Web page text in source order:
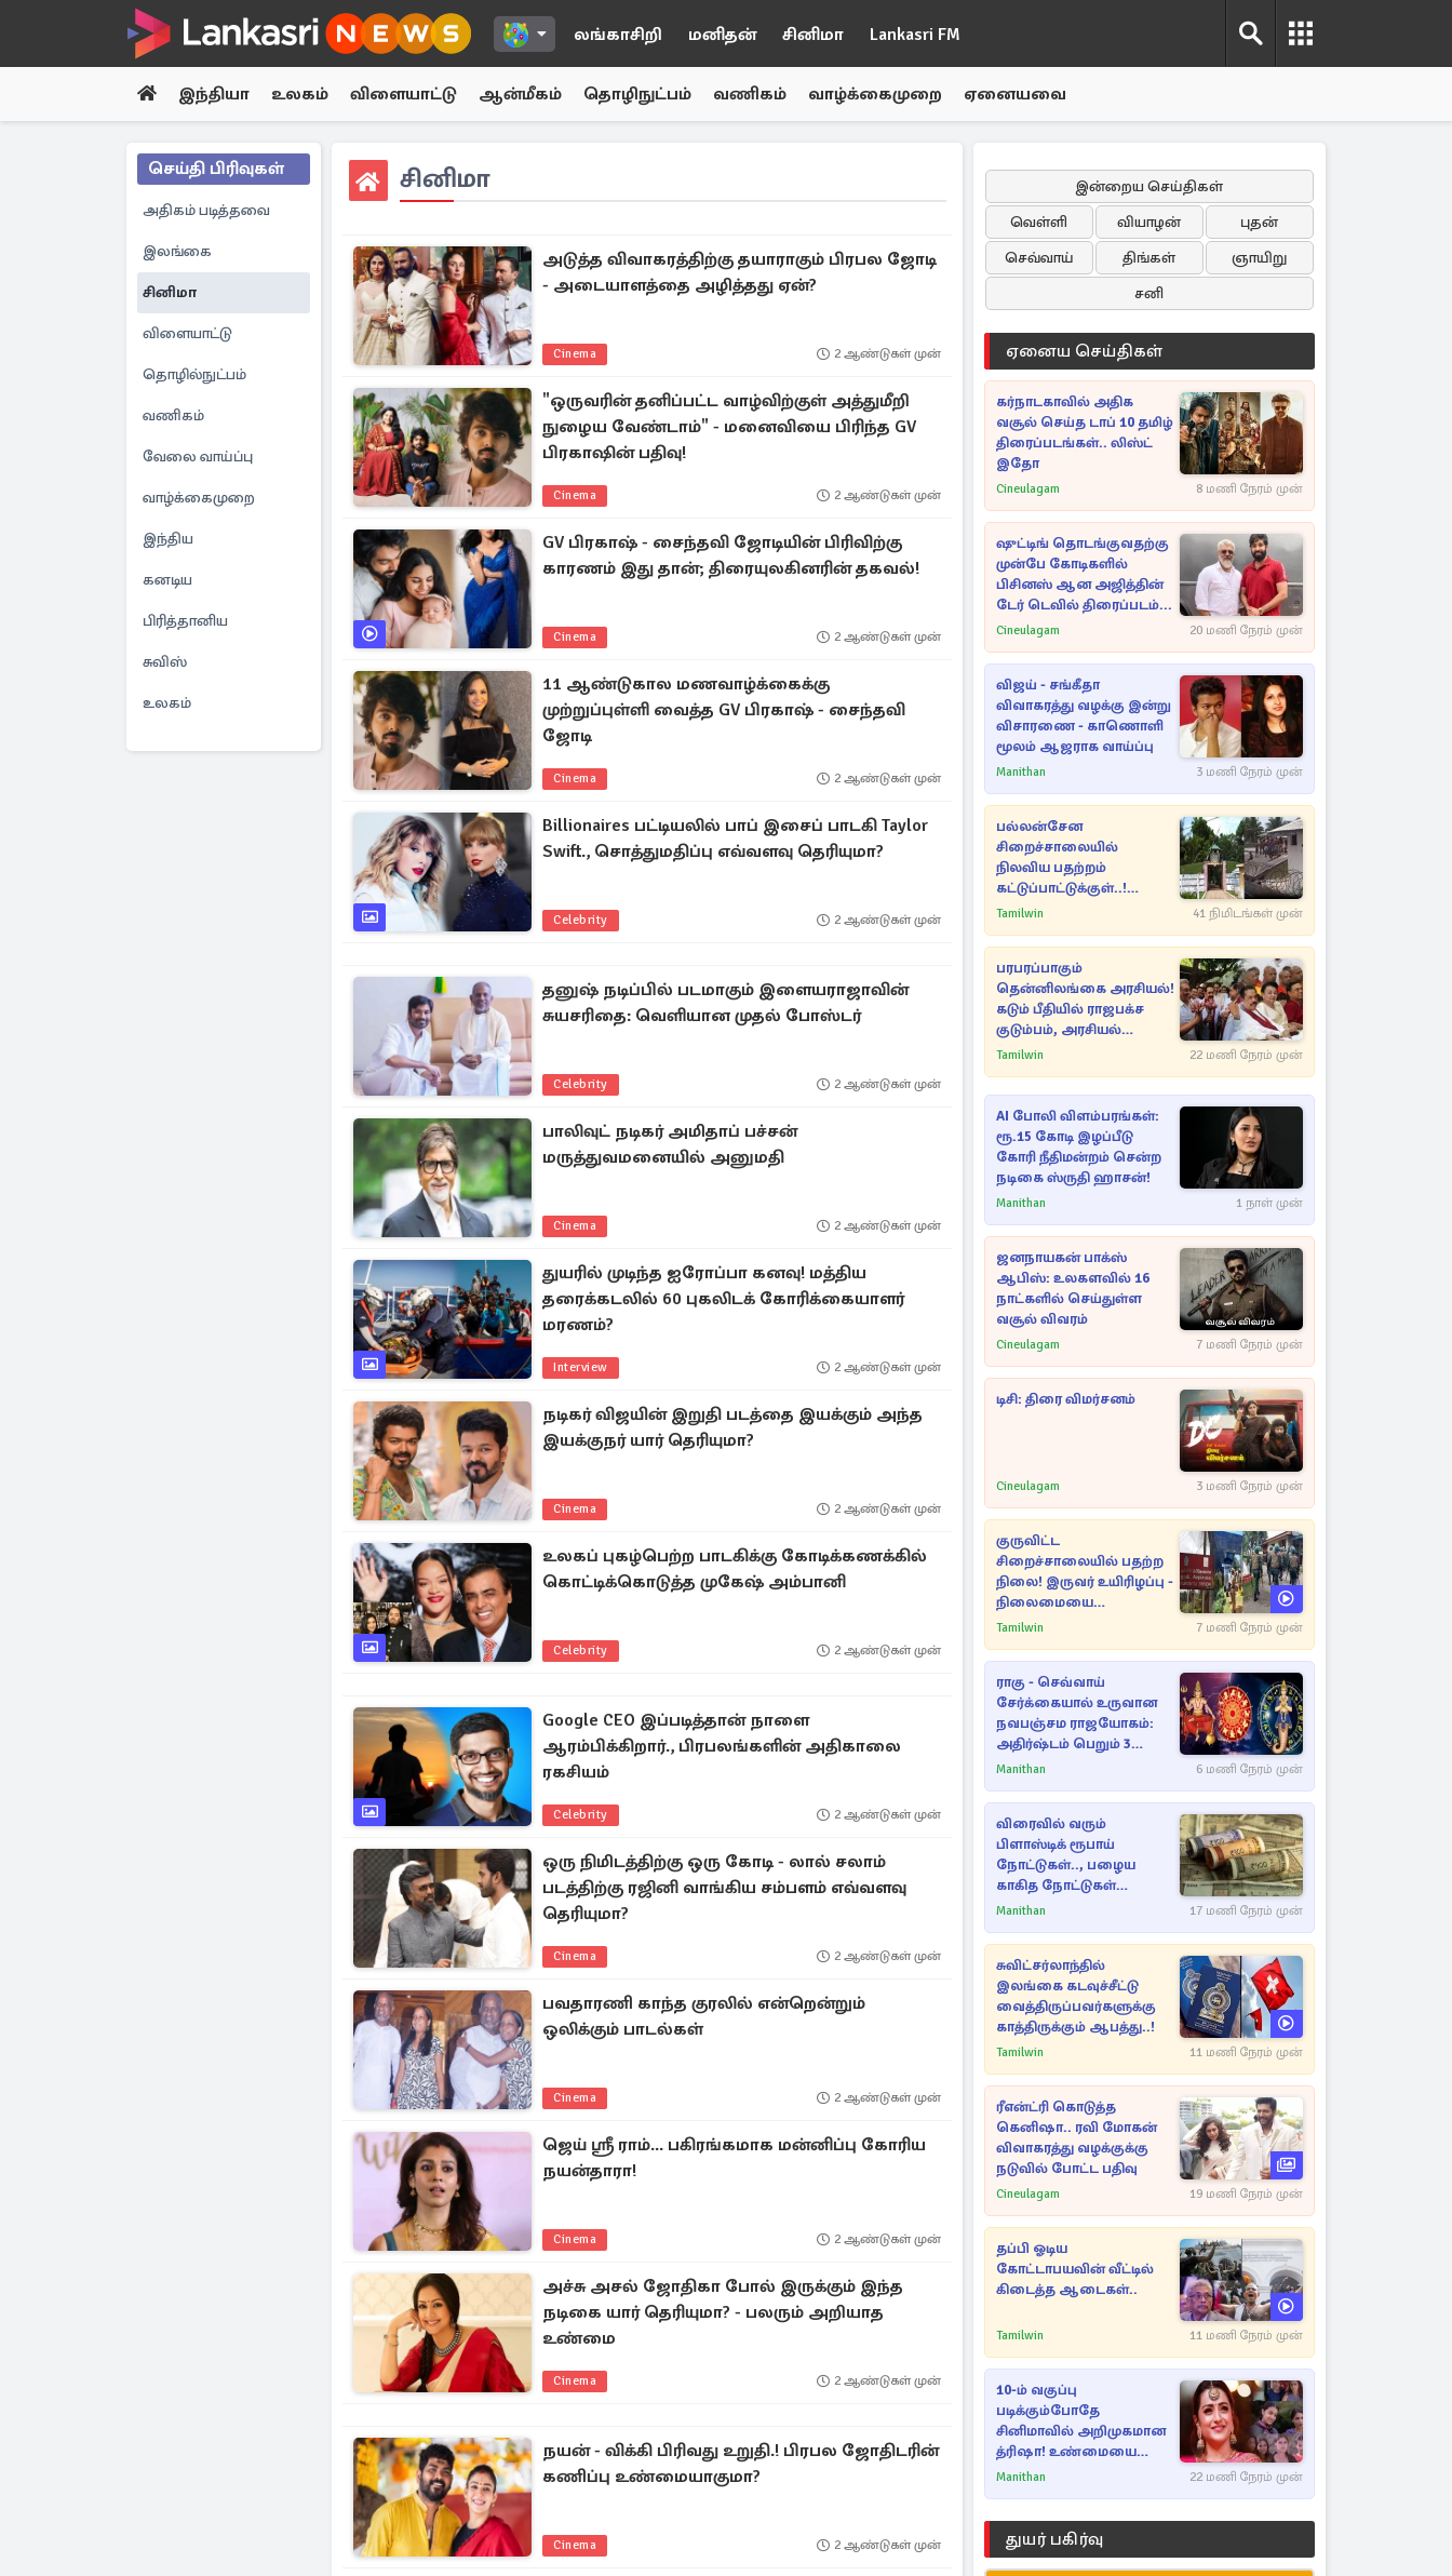
லங்காசிறி மனிதன் சினிமா Lankasri FM
இந்தியா உலகம் விளையாட்டு ஆன்மீகம் தொழிநுட்பம் வணிகம் வாழ்க்கைமுறை ஏனையவை
செய்தி பிரிவுகள்
அதிகம் படித்தவை
இலங்கை
சினிமா
விளையாட்டு
தொழில்நுட்பம்
வணிகம்
வேலை வாய்ப்பு
வாழ்க்கைமுறை
இந்திய
கனடிய
பிரித்தானிய
சுவிஸ்
உலகம்
சினிமா
அடுத்த விவாகரத்திற்கு தயாராகும் பிரபல ஜோடி
- அடையாளத்தை அழித்தது ஏன்?
Cinema 2 ஆண்டுகள் முன்
"ஒருவரின் தனிப்பட்ட வாழ்விற்குள் அத்துமீறி
நுழைய வேண்டாம்" - மனைவியை பிரிந்த GV
பிரகாஷின் பதிவு!
Cinema 2 ஆண்டுகள் முன்
GV பிரகாஷ் - சைந்தவி ஜோடியின் பிரிவிற்கு
காரணம் இது தான்; திரையுலகினரின் தகவல்!
Cinema 2 ஆண்டுகள் முன்
11 ஆண்டுகால மணவாழ்க்கைக்கு
முற்றுப்புள்ளி வைத்த GV பிரகாஷ் - சைந்தவி
ஜோடி
Cinema 2 ஆண்டுகள் முன்
Billionaires பட்டியலில் பாப் இசைப் பாடகி Taylor
Swift., சொத்துமதிப்பு எவ்வளவு தெரியுமா?
Celebrity 2 ஆண்டுகள் முன்
தனுஷ் நடிப்பில் படமாகும் இளையராஜாவின்
சுயசரிதை: வெளியான முதல் போஸ்டர்
Celebrity 2 ஆண்டுகள் முன்
பாலிவுட் நடிகர் அமிதாப் பச்சன்
மருத்துவமனையில் அனுமதி
Cinema 2 ஆண்டுகள் முன்
துயரில் முடிந்த ஐரோப்பா கனவு! மத்திய
தரைக்கடலில் 60 புகலிடக் கோரிக்கையாளர்
மரணம்?
Interview 2 ஆண்டுகள் முன்
நடிகர் விஜயின் இறுதி படத்தை இயக்கும் அந்த
இயக்குநர் யார் தெரியுமா?
Cinema 2 ஆண்டுகள் முன்
உலகப் புகழ்பெற்ற பாடகிக்கு கோடிக்கணக்கில்
கொட்டிக்கொடுத்த முகேஷ் அம்பானி
Celebrity 2 ஆண்டுகள் முன்
Google CEO இப்படித்தான் நாளை
ஆரம்பிக்கிறார்., பிரபலங்களின் அதிகாலை
ரகசியம்
Celebrity 2 ஆண்டுகள் முன்
ஒரு நிமிடத்திற்கு ஒரு கோடி - லால் சலாம்
படத்திற்கு ரஜினி வாங்கிய சம்பளம் எவ்வளவு
தெரியுமா?
Cinema 2 ஆண்டுகள் முன்
பவதாரணி காந்த குரலில் என்றென்றும்
ஒலிக்கும் பாடல்கள்
Cinema 2 ஆண்டுகள் முன்
ஜெய் ஸ்ரீ ராம்... பகிரங்கமாக மன்னிப்பு கோரிய
நயன்தாரா!
Cinema 2 ஆண்டுகள் முன்
அச்சு அசல் ஜோதிகா போல் இருக்கும் இந்த
நடிகை யார் தெரியுமா? - பலரும் அறியாத
உண்மை
Cinema 2 ஆண்டுகள் முன்
நயன் - விக்கி பிரிவது உறுதி.! பிரபல ஜோதிடரின்
கணிப்பு உண்மையாகுமா?
Cinema 2 ஆண்டுகள் முன்
இன்றைய செய்திகள்
வெள்ளி
வியாழன்
புதன்
செவ்வாய்
திங்கள்
ஞாயிறு
சனி
ஏனைய செய்திகள்
கர்நாடகாவில் அதிக
வசூல் செய்த டாப் 10 தமிழ்
திரைப்படங்கள்.. லிஸ்ட்
இதோ
Cineulagam 8 மணி நேரம் முன்
ஷுட்டிங் தொடங்குவதற்கு
முன்பே கோடிகளில்
பிசினஸ் ஆன அஜித்தின்
டேர் டெவில் திரைப்படம்...
Cineulagam 20 மணி நேரம் முன்
விஜய் - சங்கீதா
விவாகரத்து வழக்கு இன்று
விசாரணை - காணொளி
மூலம் ஆஜராக வாய்ப்பு
Manithan 3 மணி நேரம் முன்
பல்லன்சேன
சிறைச்சாலையில்
நிலவிய பதற்றம்
கட்டுப்பாட்டுக்குள்..!
அதிரடியாக களமிறங்கிய
Tamilwin 41 நிமிடங்கள் முன்
பரபரப்பாகும்
தென்னிலங்கை அரசியல்!
கடும் பீதியில் ராஜபக்ச
குடும்பம், அரசியல்
நட்புகள்
Tamilwin 22 மணி நேரம் முன்
AI போலி விளம்பரங்கள்:
ரூ.15 கோடி இழப்பீடு
கோரி நீதிமன்றம் சென்ற
நடிகை ஸ்ருதி ஹாசன்!
Manithan 1 நாள் முன்
ஜனநாயகன் பாக்ஸ்
ஆபிஸ்: உலகளவில் 16
நாட்களில் செய்துள்ள
வசூல் விவரம்
Cineulagam 7 மணி நேரம் முன்
டிசி: திரை விமர்சனம்
Cineulagam 3 மணி நேரம் முன்
குருவிட்ட
சிறைச்சாலையில் பதற்ற
நிலை! இருவர் உயிரிழப்பு -
நிலைமையை
கட்டுப்படுத்த பொலிஸார்
Tamilwin 7 மணி நேரம் முன்
ராகு - செவ்வாய்
சேர்க்கையால் உருவான
நவபஞ்சம ராஜயோகம்:
அதிர்ஷ்டம் பெறும் 3
ராசிகள்!
Manithan 6 மணி நேரம் முன்
விரைவில் வரும்
பிளாஸ்டிக் ரூபாய்
நோட்டுகள்.., பழைய
காகித நோட்டுகள்
செல்லுமா?
Manithan 17 மணி நேரம் முன்
சுவிட்சர்லாந்தில்
இலங்கை கடவுச்சீட்டு
வைத்திருப்பவர்களுக்கு
காத்திருக்கும் ஆபத்து..!
Tamilwin 11 மணி நேரம் முன்
ரீஎன்ட்ரி கொடுத்த
கெனிஷா.. ரவி மோகன்
விவாகரத்து வழக்குக்கு
நடுவில் போட்ட பதிவு
Cineulagam 19 மணி நேரம் முன்
தப்பி ஓடிய
கோட்டாபயவின் வீட்டில்
கிடைத்த ஆடைகள்..
Tamilwin 11 மணி நேரம் முன்
10-ம் வகுப்பு
படிக்கும்போதே
சினிமாவில் அறிமுகமான
த்ரிஷா! உண்மையை
பகிர்ந்த இயக்குநர் பிரவீன்
Manithan 22 மணி நேரம் முன்
துயர் பகிர்வு